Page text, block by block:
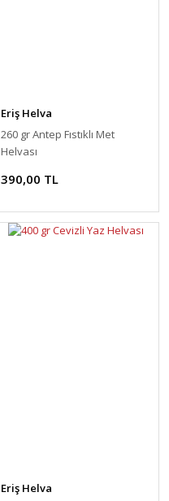
Eriş Helva
260 gr Antep Fıstıklı Met
Helvası
390,00 TL
Eriş Helva